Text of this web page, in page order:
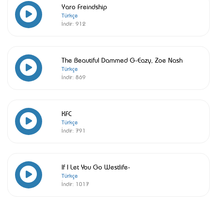
Yaro Freindship
Türkçe
İndir: 912
The Beautiful Dammed G-Eazy, Zoe Nash
Türkçe
İndir: 869
KFC
Türkçe
İndir: 791
If I Let You Go Westlife-
Türkçe
İndir: 1017